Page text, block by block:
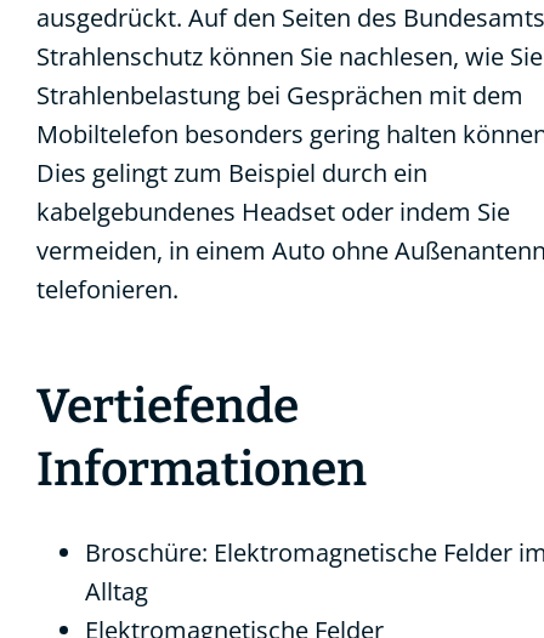
ausgedrückt. Auf den Seiten des
Strahlenschutz können Sie nachlesen, wie
Strahlenbelastung bei Gesprächen mit dem
Mobiltelefon besonders gering halten
Dies gelingt zum Beispiel durch ein
kabelgebundenes Headset oder indem Sie
vermeiden, in einem Auto ohne
telefonieren.
Vertiefende
Informationen
Broschüre: Elektromagnetische Felder
Alltag
Elektromagnetische Felder